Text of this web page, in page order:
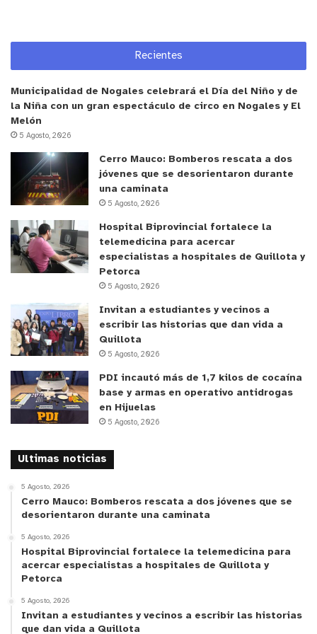
Antumapu de La Calera, participante del torneo
por segundo año consecutivo, sostuvo “he
sido una ayuda. También he conocido más niñas,
incluso de mi propio colegio, con las que
compartimos el gusto por las matemáticas.
También siento, que este año le he sacado más
provecho a los talleres de preparación, porque
ahora me gustan las matemáticas, más que antes”.
De igual modo, Caterina Puebla, estudiante de 7º
básico del Colegio Nueva Esperanza, agregó que
“en general pudimos ver más materia y reforzar
harto. El hecho de participar es súper bueno,
porque nos permite motivarnos y seguir avanzando
en las matemáticas. Siento que me ayudaron
mucho los talleres socioemocionales”.
DOCENTES
Por su parte, las docentes de los establecimientos
instancia y resaltaron el gran interés que el torneo
convocatoria tan grande en el colegio que
realizamos un proceso de selección interna para
poder participar”, comentó Daniela Ayala,
profesora de Matemática del Kingston School de
Viña del Mar.
La actividad también motivó la presencia de
profesoras y estudiantes de otras regiones.
Recientes
Municipalidad de Nogales celebrará el Día del Niño y de
la Niña con un gran espectáculo de circo en Nogales y El
Melón
5 Agosto, 2026
Cerro Mauco: Bomberos rescata a dos
jóvenes que se desorientaron durante
una caminata
5 Agosto, 2026
Hospital Biprovincial fortalece la
telemedicina para acercar
especialistas a hospitales de Quillota y
Petorca
5 Agosto, 2026
Invitan a estudiantes y vecinos a
escribir las historias que dan vida a
Quillota
5 Agosto, 2026
PDI incautó más de 1,7 kilos de cocaína
base y armas en operativo antidrogas
en Hijuelas
5 Agosto, 2026
Ultimas noticias
5 Agosto, 2026
Cerro Mauco: Bomberos rescata a dos jóvenes que se
desorientaron durante una caminata
5 Agosto, 2026
Hospital Biprovincial fortalece la telemedicina para
acercar especialistas a hospitales de Quillota y
Petorca
5 Agosto, 2026
Invitan a estudiantes y vecinos a escribir las historias
que dan vida a Quillota